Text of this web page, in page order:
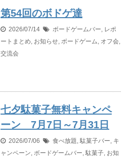
第54回のボドゲ達
2026/07/14 ボードゲームバー
レポ
ートまとめ お知らせ ボードゲーム オフ会
交流会
七夕駄菓子無料キャンペ
ーン 7月7日～7月31日
2026/07/06 食べ放題 駄菓子バー キ
ャンペーン ボードゲームバー 駄菓子 お知